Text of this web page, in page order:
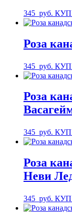
345 руб.
Роза
345 руб.
Роза
345 руб.
Роза
Неви
345 руб.